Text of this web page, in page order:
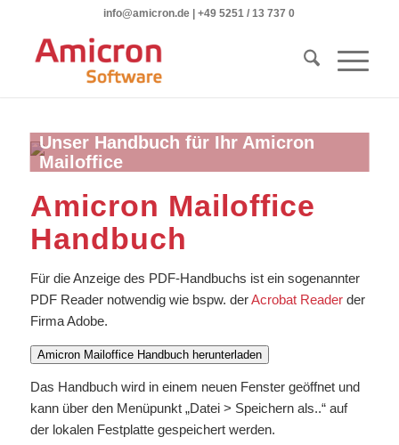
info@amicron.de |+49 5251 / 13 737 0
Unser Handbuch für Ihr Amicron
Mailoffice
Amicron Mailoffice
Handbuch
Für die Anzeige des PDF-Handbuchs ist ein sogenannter
PDF Reader notwendig wie bspw. derAcrobat Readerder
Firma Adobe.
Amicron Mailoffice Handbuch herunterladen
Das Handbuch wird in einem neuen Fenster geöffnet und
kann über den Menüpunkt „Datei > Speichern als..“ auf
der lokalen Festplatte gespeichert werden.